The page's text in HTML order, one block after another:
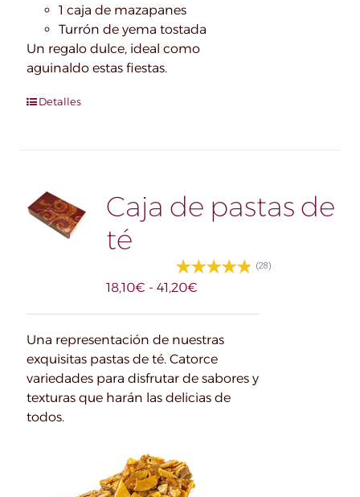
1 caja de mazapanes
Turrón de yema tostada
Un regalo dulce, ideal como
aguinaldo estas fiestas.
Detalles
Caja de pastas de
té
(28)
18,10€ - 41,20€
desde
18,10€
hasta
41,20€
Una representación de nuestras
exquisitas pastas de té. Catorce
variedades para disfrutar de sabores y
texturas que harán las delicias de
todos.